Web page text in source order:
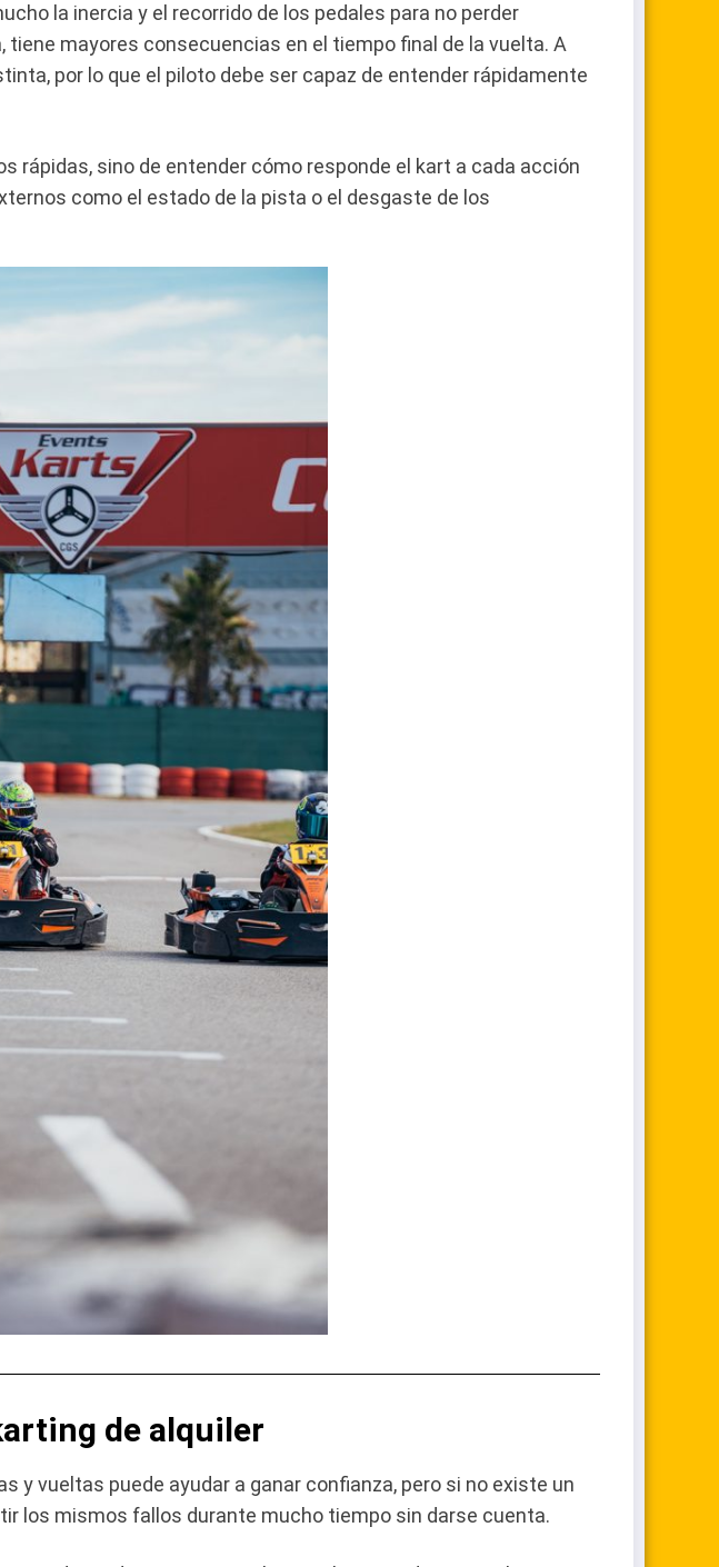
la inercia y el recorrido de los pedales para no perder
mayores consecuencias en el tiempo final de la vuelta. A
por lo que el piloto debe ser capaz de entender rápidamente
rápidas, sino de entender cómo responde el kart a cada acción
como el estado de la pista o el desgaste de los
de alquiler
y vueltas puede ayudar a ganar confianza, pero si no existe un
los mismos fallos durante mucho tiempo sin darse cuenta.